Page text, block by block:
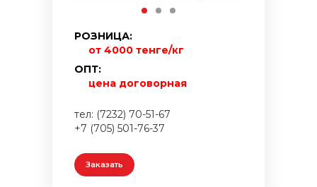
РОЗНИЦА:
от 4000 тенге/кг
ОПТ:
цена договорная
тел: (7232) 70-51-67
+7 (705) 501-76-37
Заказать